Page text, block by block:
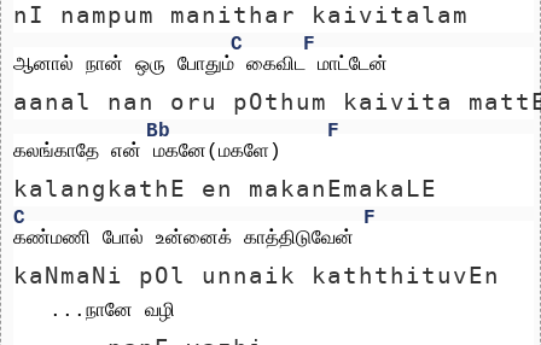
nI nampum manithar kaivitalam
C
F
ஆனால் நான் ஒரு போதும் கைவிட மாட்டேன்
aanal nan oru pOthum kaivita
Bb
F
கலங்காதே என் மகனே(மகளே)
kalangkathE en makanEmakaLE
C
F
கண்மணி போல் உன்னைக் காத்திடுவேன்
kaNmaNi pOl unnaik kaththituvEn
   ...நானே வழி